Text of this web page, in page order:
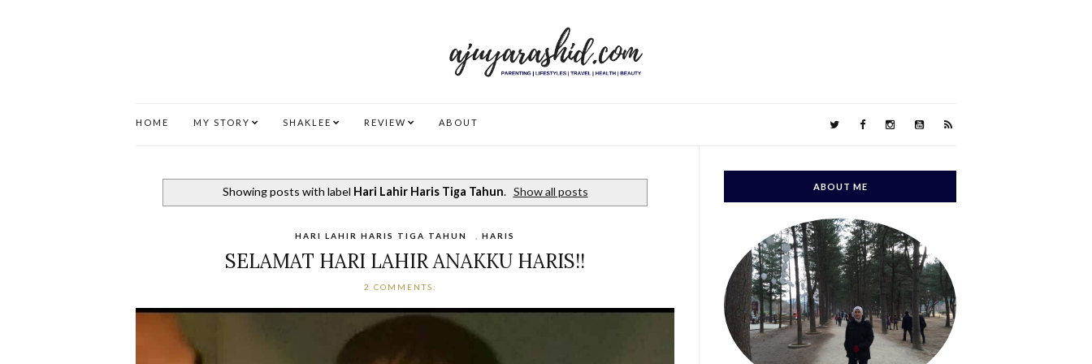
HOME MY STORY SHAKLEE REVIEW ABOUT
Showing posts with label Hari Lahir Haris Tiga Tahun. Show all posts
HARI LAHIR HARIS TIGA TAHUN ,HARIS
SELAMAT HARI LAHIR ANAKKU HARIS!!
2 COMMENTS:
ABOUT ME